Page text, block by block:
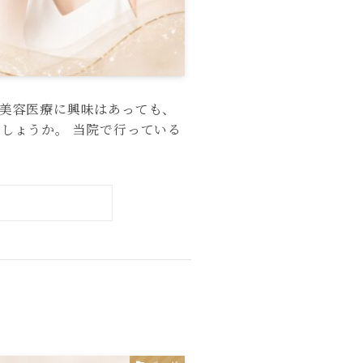
医療に興味はあっても、
ょうか。 当院で行っている